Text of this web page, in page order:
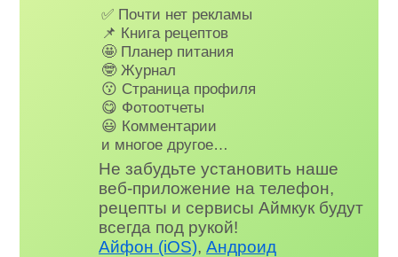
✅ Почти нет рекламы
📌 Книга рецептов
🤩 Планер питания
🤓 Журнал
😗 Страница профиля
😋 Фотоотчеты
😃 Комментарии
и многое другое…
Не забудьте установить наше
веб-приложение на телефон,
рецепты и сервисы Аймкук будут
всегда под рукой!
Айфон (iOS),Андроид